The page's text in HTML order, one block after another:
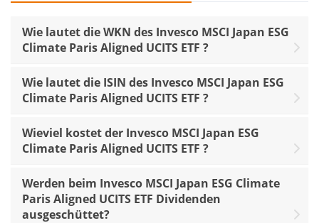
Wie lautet die WKN des Invesco MSCI Japan ESG
Climate Paris Aligned UCITS ETF ?
Wie lautet die ISIN des Invesco MSCI Japan ESG
Climate Paris Aligned UCITS ETF ?
Wieviel kostet der Invesco MSCI Japan ESG
Climate Paris Aligned UCITS ETF ?
Werden beim Invesco MSCI Japan ESG Climate
Paris Aligned UCITS ETF Dividenden
ausgeschüttet?